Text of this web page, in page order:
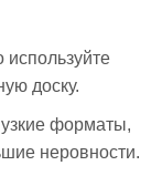
доску.
форматы,
неровности.